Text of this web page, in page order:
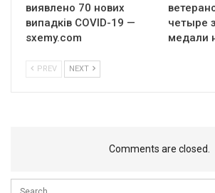
виявлено 70 нових
випадків COVID-19 —
sxemy.com
четыре
медали
PREV NEXT
Comments are closed.